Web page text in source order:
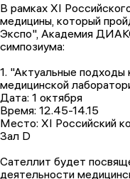
В рамках XI
медицины, который
Экспо", Академия
симпозиума:
1. "Актуальные подходы
медицинской
Дата: 1 октября
Время: 12.45-14.15
Место: XI Российский
Зал D
Сателлит будет
деятельности